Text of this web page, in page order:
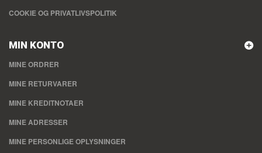
COOKIE OG PRIVATLIVSPOLITIK
MIN KONTO
MINE ORDRER
MINE RETURVARER
MINE KREDITNOTAER
MINE ADRESSER
MINE PERSONLIGE OPLYSNINGER